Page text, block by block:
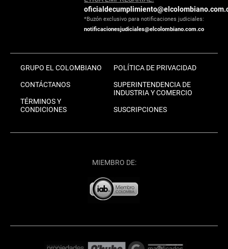
*Buzón exclusivo para notificaciones judiciales:
notificacionesjudiciales@elcolombiano.com.co
GRUPO EL COLOMBIANO
CONTÁCTANOS
TÉRMINOS Y
CONDICIONES
POLÍTICA DE PRIVACIDAD
SUPERINTENDENCIA DE
INDUSTRIA Y COMERCIO
SUSCRIPCIONES
MIEMBRO DE: